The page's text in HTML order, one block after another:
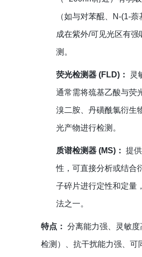
（如与对苯醌、N-(1-
成在紫外/可见光区有
测。
荧光检测器 (FLD)： 灵
通常需将巯基乙酸与荧
溴二胺、丹磺酰氯衍生
光产物进行检测。
质谱检测器 (MS)： 提
性，可直接分析或结合
子碎片进行定性和定量
法之一。
特点： 分离能力强、灵敏
检测）、抗干扰能力强、可